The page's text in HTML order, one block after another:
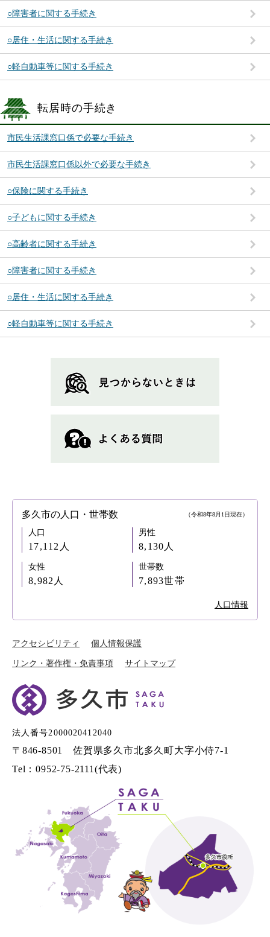
○障害者に関する手続き
○居住・生活に関する手続き
○軽自動車等に関する手続き
転居時の手続き
市民生活課窓口係で必要な手続き
市民生活課窓口係以外で必要な手続き
○保険に関する手続き
○子どもに関する手続き
○高齢者に関する手続き
○障害者に関する手続き
○居住・生活に関する手続き
○軽自動車等に関する手続き
多久市の人口・世帯数 （令和8年8月1日現在）
人口
17,112人
男性
8,130人
女性
8,982人
世帯数
7,893世帯
人口情報
アクセシビリティ 個人情報保護
リンク・著作権・免責事項 サイトマップ
法人番号2000020412040
〒846-8501 佐賀県多久市北多久町大字小侍7-1
Tel：0952-75-2111(代表)